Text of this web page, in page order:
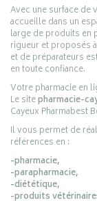
Avec une surface de
accueille dans un
large de produits en
rigueur et proposés
et de préparateurs
en toute confiance.
Votre pharmacie en
Le sitepharmacie-
Cayeux Pharmabest
Il vous permet de
références en :
-pharmacie,
-parapharmacie,
-diététique,
-produits